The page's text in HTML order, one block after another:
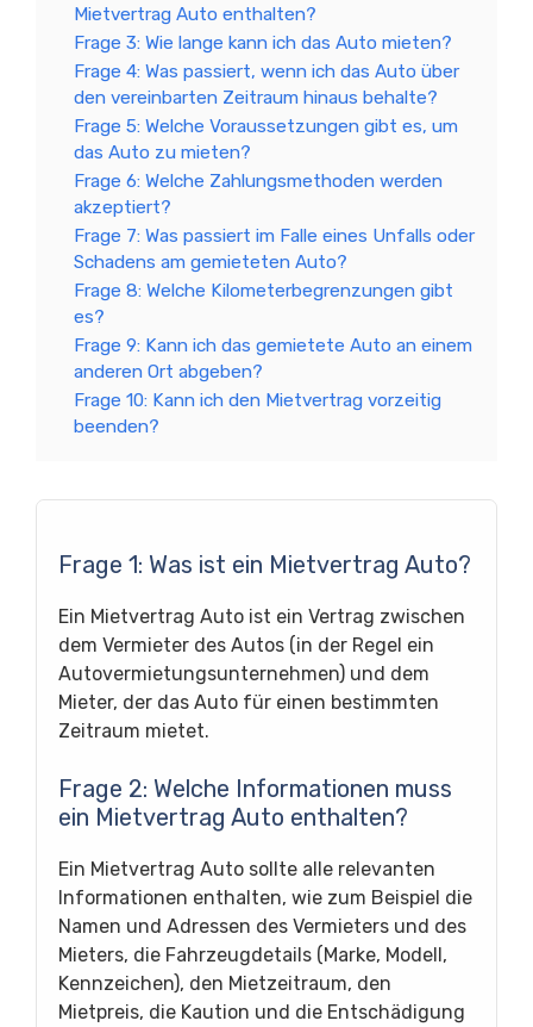
Mietvertrag Auto enthalten?
Frage 3: Wie lange kann ich das Auto mieten?
Frage 4: Was passiert, wenn ich das Auto über
den vereinbarten Zeitraum hinaus behalte?
Frage 5: Welche Voraussetzungen gibt es, um
das Auto zu mieten?
Frage 6: Welche Zahlungsmethoden werden
akzeptiert?
Frage 7: Was passiert im Falle eines Unfalls oder
Schadens am gemieteten Auto?
Frage 8: Welche Kilometerbegrenzungen gibt
es?
Frage 9: Kann ich das gemietete Auto an einem
anderen Ort abgeben?
Frage 10: Kann ich den Mietvertrag vorzeitig
beenden?
Frage 1: Was ist ein Mietvertrag Auto?
Ein Mietvertrag Auto ist ein Vertrag zwischen
dem Vermieter des Autos (in der Regel ein
Autovermietungsunternehmen) und dem
Mieter, der das Auto für einen bestimmten
Zeitraum mietet.
Frage 2: Welche Informationen muss
ein Mietvertrag Auto enthalten?
Ein Mietvertrag Auto sollte alle relevanten
Informationen enthalten, wie zum Beispiel die
Namen und Adressen des Vermieters und des
Mieters, die Fahrzeugdetails (Marke, Modell,
Kennzeichen), den Mietzeitraum, den
Mietpreis, die Kaution und die Entschädigung